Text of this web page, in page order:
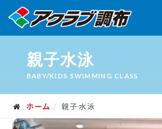
親子水泳
BABY/KIDS SWIMMING CLASS
ホーム 親子水泳